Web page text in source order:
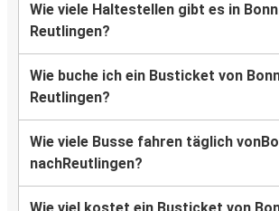
Wie viele Haltestellen gibt es in
Reutlingen?
Wie buche ich ein Busticket von
Reutlingen?
Wie viele Busse fahren täglich
nachReutlingen?